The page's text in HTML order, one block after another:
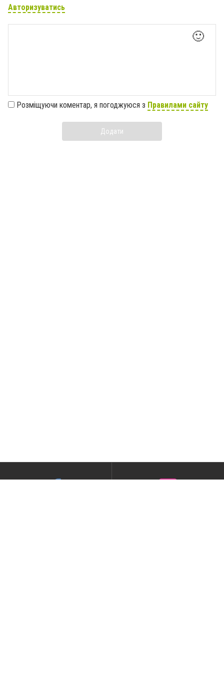
Авторизуватись
🙂
Розміщуючи коментар, я погоджуюся з Правилами сайту
Додати